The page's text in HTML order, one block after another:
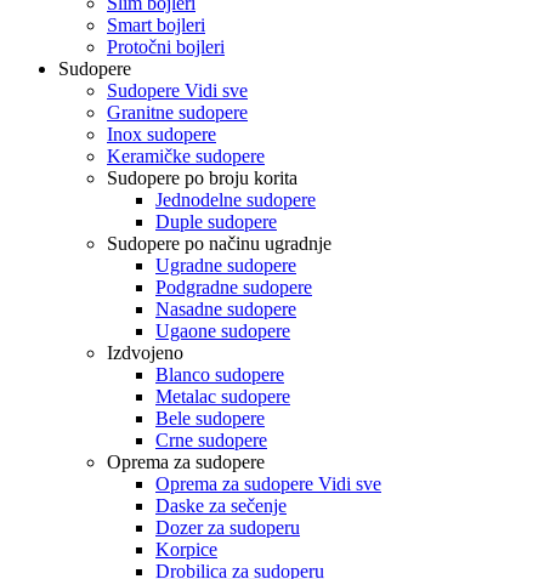
Smart bojleri
Protočni bojleri
Sudopere
Sudopere Vidi sve
Granitne sudopere
Inox sudopere
Keramičke sudopere
Sudopere po broju korita
Jednodelne sudopere
Duple sudopere
Sudopere po načinu ugradnje
Ugradne sudopere
Podgradne sudopere
Nasadne sudopere
Ugaone sudopere
Izdvojeno
Blanco sudopere
Metalac sudopere
Bele sudopere
Crne sudopere
Oprema za sudopere
Oprema za sudopere Vidi sve
Daske za sečenje
Dozer za sudoperu
Korpice
Drobilica za sudoperu